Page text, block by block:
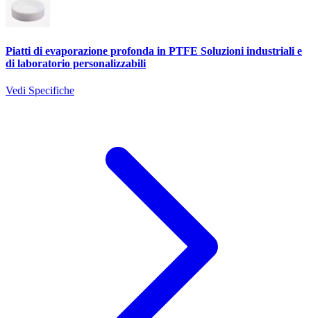
Piatti di evaporazione profonda in PTFE Soluzioni industriali e
di laboratorio personalizzabili
Vedi Specifiche